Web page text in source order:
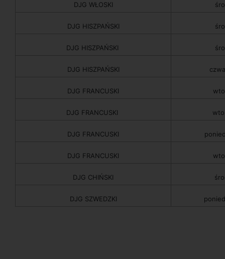
DJG WŁOSKI
DJG HISZPAŃSKI
DJG HISZPAŃSKI
DJG HISZPAŃSKI
DJG FRANCUSKI
DJG FRANCUSKI
DJG FRANCUSKI
DJG FRANCUSKI
DJG CHIŃSKI
DJG SZWEDZKI